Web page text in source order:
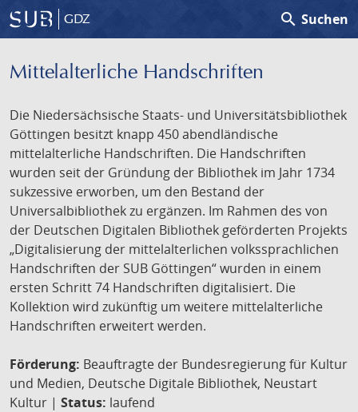
GDZ search Suchen
Mittelalterliche Handschriften
Die Niedersächsische Staats- und Universitätsbibliothek
Göttingen besitzt knapp 450 abendländische
mittelalterliche Handschriften. Die Handschriften
wurden seit der Gründung der Bibliothek im Jahr 1734
sukzessive erworben, um den Bestand der
Universalbibliothek zu ergänzen. Im Rahmen des von
der Deutschen Digitalen Bibliothek geförderten Projekts
„Digitalisierung der mittelalterlichen volkssprachlichen
Handschriften der SUB Göttingen“ wurden in einem
ersten Schritt 74 Handschriften digitalisiert. Die
Kollektion wird zukünftig um weitere mittelalterliche
Handschriften erweitert werden.
Förderung: Beauftragte der Bundesregierung für Kultur
und Medien, Deutsche Digitale Bibliothek, Neustart
Kultur | Status: laufend